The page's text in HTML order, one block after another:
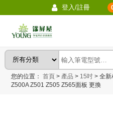
登入/註冊
您的位置：首頁 > 產品 > 15吋 > 全
Z500A Z501 Z505 Z565面板 更換